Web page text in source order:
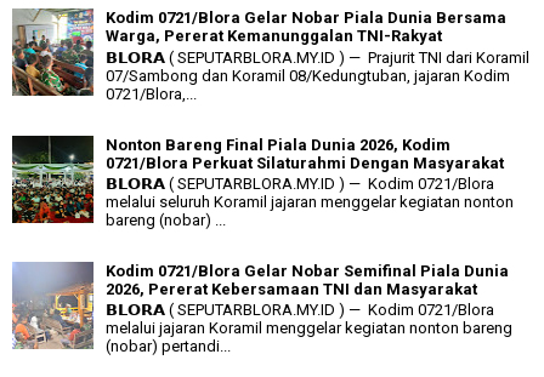
Kodim 0721/Blora Gelar Nobar Piala Dunia Bersama
Warga, Pererat Kemanunggalan TNI-Rakyat
𝗕𝗟𝗢𝗥𝗔 ( SEPUTARBLORA.MY.ID ) — Prajurit TNI dari Koramil
07/Sambong dan Koramil 08/Kedungtuban, jajaran Kodim
0721/Blora,...
Nonton Bareng Final Piala Dunia 2026, Kodim
0721/Blora Perkuat Silaturahmi Dengan Masyarakat
𝗕𝗟𝗢𝗥𝗔 ( SEPUTARBLORA.MY.ID ) — Kodim 0721/Blora
melalui seluruh Koramil jajaran menggelar kegiatan nonton
bareng (nobar) ...
Kodim 0721/Blora Gelar Nobar Semifinal Piala Dunia
2026, Pererat Kebersamaan TNI dan Masyarakat
𝗕𝗟𝗢𝗥𝗔 ( SEPUTARBLORA.MY.ID ) — Kodim 0721/Blora
melalui jajaran Koramil menggelar kegiatan nonton bareng
(nobar) pertandi...